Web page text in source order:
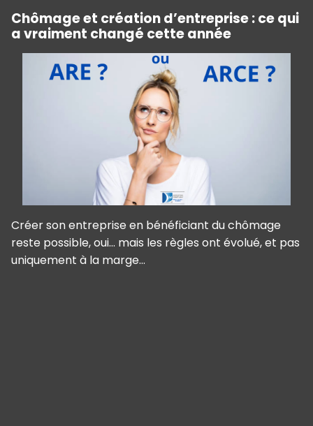
Chômage et création d’entreprise : ce qui
a vraiment changé cette année
Créer son entreprise en bénéficiant du chômage
reste possible, oui… mais les règles ont évolué, et pas
uniquement à la marge...